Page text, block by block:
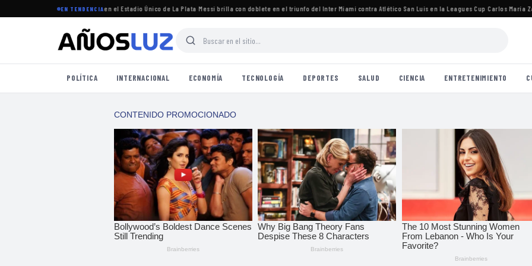
EN TENDENCIA
Clausura 2026 se jugará en el Estadio Único de La Plata·Messi brilla con doblete en el triunfo del Inter Miami contra Atlético San Luis en la Leagues Cup ·Carlos María
POLÍTICA INTERNACIONAL ECONOMÍA TECNOLOGÍA DEPORTES SALUD CIENCIA ENTRETENIMIENTO